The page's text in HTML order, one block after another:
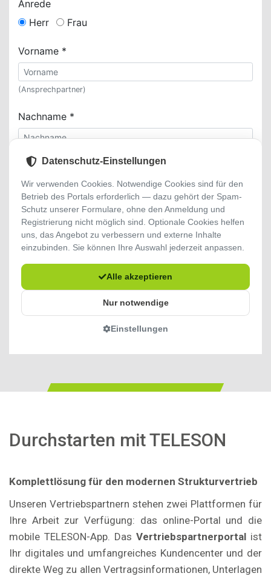
Durchstarten mit TELESON
Komplettlösung für den modernen Strukturvertrieb
Unseren Vertriebspartnern stehen zwei Plattformen für
Ihre Arbeit zur Verfügung: das online-Portal und die
mobile TELESON-App. Das Vertriebspartnerportal ist
Ihr digitales und umfangreiches Kundencenter und der
direkte Weg zu allen Vertragsinformationen, Unterlagen